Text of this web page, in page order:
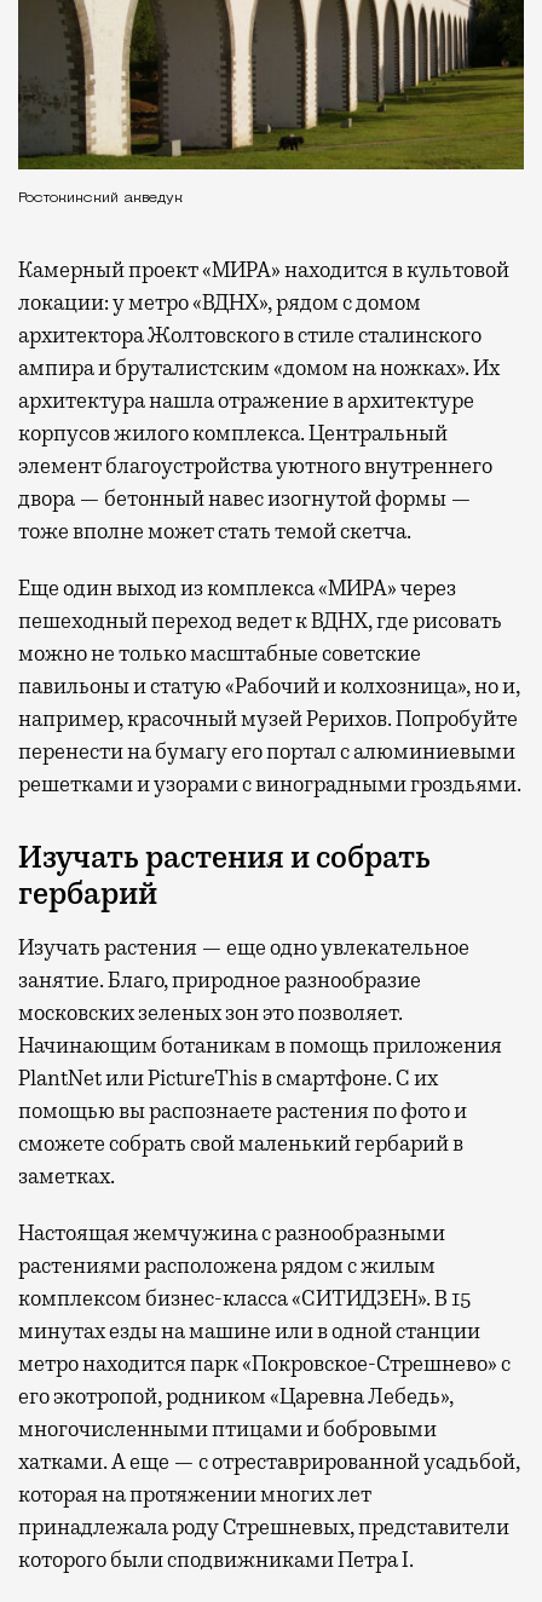
Ростокинский акведук
Камерный проект «МИРА» находится в культовой
локации: у метро «ВДНХ», рядом с домом
архитектора Жолтовского в стиле сталинского
ампира и бруталистским «домом на ножках». Их
архитектура нашла отражение в архитектуре
корпусов жилого комплекса. Центральный
элемент благоустройства уютного внутреннего
двора — бетонный навес изогнутой формы —
тоже вполне может стать темой скетча.
Еще один выход из комплекса «МИРА» через
пешеходный переход ведет к ВДНХ, где рисовать
можно не только масштабные советские
павильоны и статую «Рабочий и колхозница», но и,
например, красочный музей Рерихов. Попробуйте
перенести на бумагу его портал с алюминиевыми
решетками и узорами с виноградными гроздьями.
Изучать растения и собрать
гербарий
Изучать растения — еще одно увлекательное
занятие. Благо, природное разнообразие
московских зеленых зон это позволяет.
Начинающим ботаникам в помощь приложения
PlantNet или PictureThis в смартфоне. С их
помощью вы распознаете растения по фото и
сможете собрать свой маленький гербарий в
заметках.
Настоящая жемчужина с разнообразными
растениями расположена рядом с жилым
комплексом бизнес-класса «СИТИДЗЕН». В 15
минутах езды на машине или в одной станции
метро находится парк «Покровское-Стрешнево» с
его экотропой, родником «Царевна Лебедь»,
многочисленными птицами и бобровыми
хатками. А еще — с отреставрированной усадьбой,
которая на протяжении многих лет
принадлежала роду Стрешневых, представители
которого были сподвижниками Петра I.